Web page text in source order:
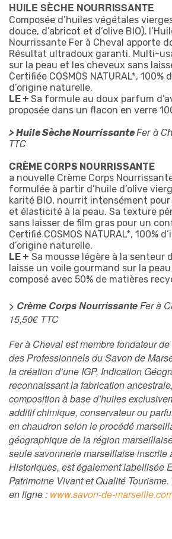
HUILE SÈCHE NOURRISSANTE
Composée d’huiles végétales
douce, d’abricot et d’olive BIO),
Nourrissante Fer à Cheval apporte
Résultat ultradoux garanti. Multi-
sur la peau et les cheveux sans
Certifiée COSMOS NATURAL*, 100%
d’origine naturelle.
LE + Sa formule au doux parfum
proposée dans un flacon en verre
> Huile Sèche NourrissanteFer à
TTC
CRÈME CORPS NOURRISSANTE
a nouvelle Crème Corps
formulée à partir d’huile d’olive
karité BIO, nourrit intensément
et élasticité à la peau. Sa texture
sans laisser de film gras pour un
Certifié COSMOS NATURAL*, 100%
d’origine naturelle.
LE + Sa mousse légère à la senteur
laisse un voile gourmand sur la
composé avec 50% de matières
> Crème Corps NourrissanteFer à
15,50€ TTC
Fer à Cheval est membre fondateur de
des Professionnels du Savon de
la création d’une IGP, Indication
reconnaissant la fabrication
composition à base d’huiles
additif chimique, conservateur ou
en chaudron selon le procédé́
géographique de la région
seule savonnerie marseillaise inscrite
Historiques, est également labellisée
Patrimoine Vivant et Qualité Tourisme.
en ligne : www.savon-de-